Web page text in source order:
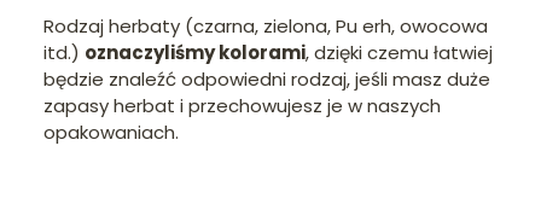
Rodzaj herbaty (czarna, zielona, Pu erh, owocowa
itd.) oznaczyliśmy kolorami, dzięki czemu łatwiej
będzie znaleźć odpowiedni rodzaj, jeśli masz duże
zapasy herbat i przechowujesz je w naszych
opakowaniach.